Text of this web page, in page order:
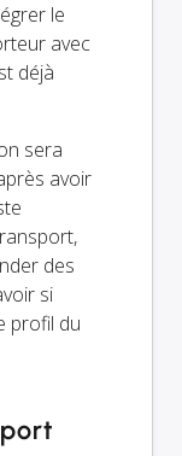
le
avec
déjà
sera
avoir
des
si
profil du